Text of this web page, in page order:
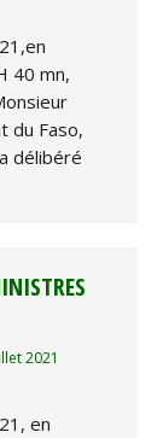
40 mn,
du Faso,
délibéré
2021
en